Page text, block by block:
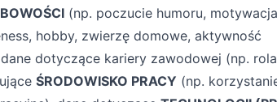
(np. poczucie humoru,
hobby, zwierzę domowe, aktywność
dotyczące kariery zawodowej (np.
ŚRODOWISKO PRACY (np.